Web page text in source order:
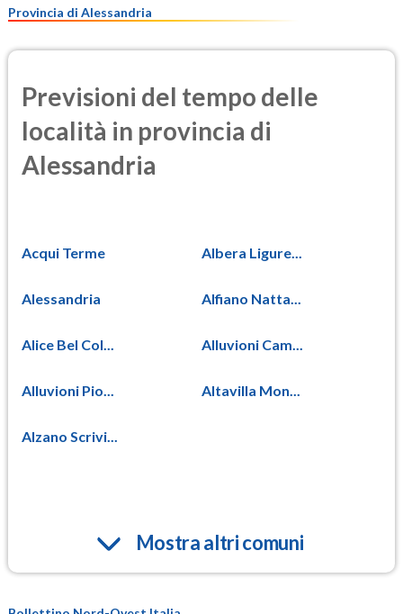
Provincia di Alessandria
Previsioni del tempo delle
località in provincia di
Alessandria
Acqui Terme Albera Ligure...
Alessandria Alfiano Natta...
Alice Bel Col... Alluvioni Cam...
Alluvioni Pio... Altavilla Mon...
Alzano Scrivi...
Mostra altri comuni